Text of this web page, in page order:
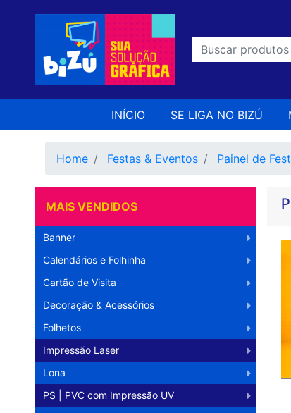
INÍCIO SE LIGA NO BIZÚ
Home Festas & Eventos Painel de
MAIS VENDIDOS
Banner
Calendários e Folhinha
Cartão de Visita
Decoração & Acessórios
Folhetos
Impressão Laser
Lona
PS | PVC com Impressão UV